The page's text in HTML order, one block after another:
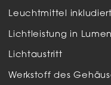
Leuchtmittel inkludiert
Lichtleistung in Lumen
Lichtaustritt
Werkstoff des